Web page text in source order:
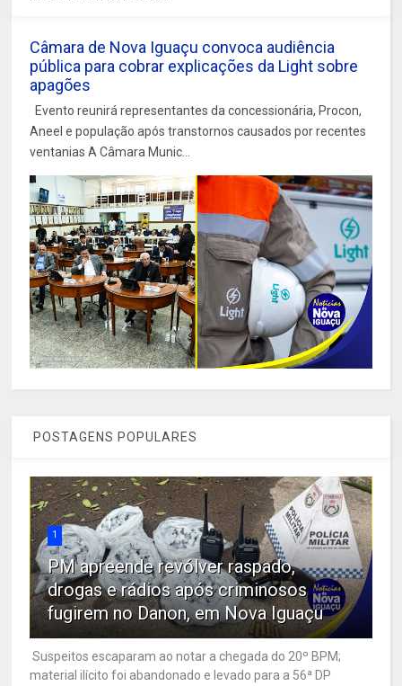
Câmara de Nova Iguaçu convoca audiência
pública para cobrar explicações da Light sobre
apagões
Evento reunirá representantes da concessionária, Procon,
Aneel e população após transtornos causados por recentes
ventanias A Câmara Munic...
POSTAGENS POPULARES
1
PM apreende revólver raspado,
drogas e rádios após criminosos
fugirem no Danon, em Nova Iguaçu
Suspeitos escaparam ao notar a chegada do 20º BPM;
material ilícito foi abandonado e levado para a 56ª DP